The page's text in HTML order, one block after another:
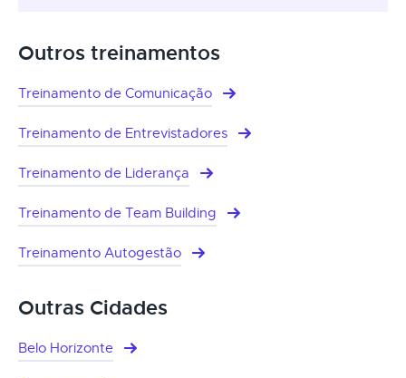
Outros treinamentos
Treinamento de Comunicação
Treinamento de Entrevistadores
Treinamento de Liderança
Treinamento de Team Building
Treinamento Autogestão
Outras Cidades
Belo Horizonte